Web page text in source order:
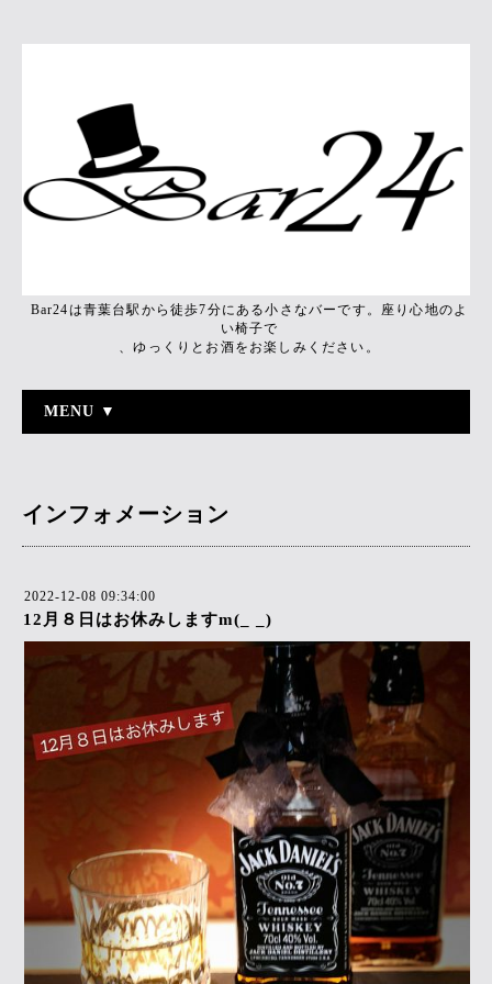
Bar24は青葉台駅から徒歩7分にある小さなバーです。座り心地のよ
い椅子で
、ゆっくりとお酒をお楽しみください。
MENU ▼
インフォメーション
2022-12-08 09:34:00
12月８日はお休みしますm(_ _)